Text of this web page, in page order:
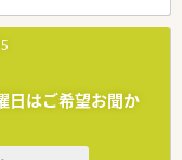
情報の提供、OTCなど
門となります。安定経
です。これからの薬
日はご希望お聞か